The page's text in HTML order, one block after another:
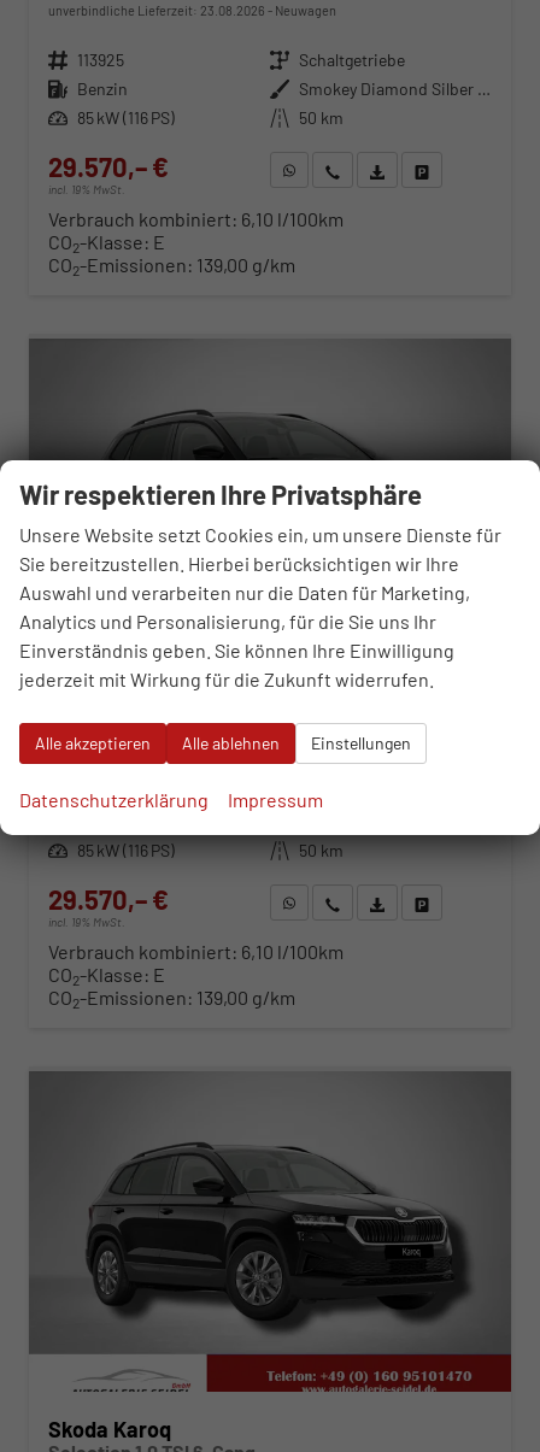
unverbindliche Lieferzeit: 23.08.2026 Neuwagen
Fahrzeugnr. 113925 Getriebe Schaltgetriebe
Kraftstoff Benzin Außenfarbe
Smokey Diamond Silber Metallic
Leistung 85 kW (116 PS) Kilometerstand 50 km
29.570,– €
incl. 19% MwSt.
WhatsApp anfragen
Wir rufen Sie anFahrzeugexposé (PDF)
Verbrauch kombiniert: 6,10 l/100km
CO2-Klasse: E
CO2-Emissionen: 139,00 g/km
Selection 1.0 TSI 6-Gang
unverbindliche Lieferzeit:23.08.2026 Neuwagen
113926
Leistung 85 kW (116 PS) Kilometerstand 50 km
29.570,– €
incl. 19% MwSt.
WhatsApp anfragen
Wir rufen Sie anFahrzeugexposé (PDF)
Verbrauch kombiniert: 6,10 l/100km
CO2-Klasse: E
CO2-Emissionen: 139,00 g/km
Skoda Karoq
Wir respektieren Ihre Privatsphäre
Unsere Website setzt Cookies ein, um unsere Dienste für
Sie bereitzustellen. Hierbei berücksichtigen wir Ihre
Auswahl und verarbeiten nur die Daten für Marketing,
Analytics und Personalisierung, für die Sie uns Ihr
Einverständnis geben. Sie können Ihre Einwilligung
jederzeit mit Wirkung für die Zukunft widerrufen.
Alle akzeptieren Alle ablehnen Einstellungen
Datenschutzerklärung Impressum